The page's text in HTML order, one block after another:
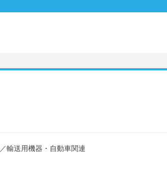
／輸送用機器・自動車関連